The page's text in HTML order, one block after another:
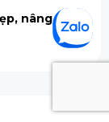
nâng